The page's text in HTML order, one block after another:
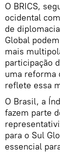
O BRICS,
ocidental
de
Global
mais
participação
uma reforma
reflete essa
O Brasil, a
fazem parte
para o Sul
essencial